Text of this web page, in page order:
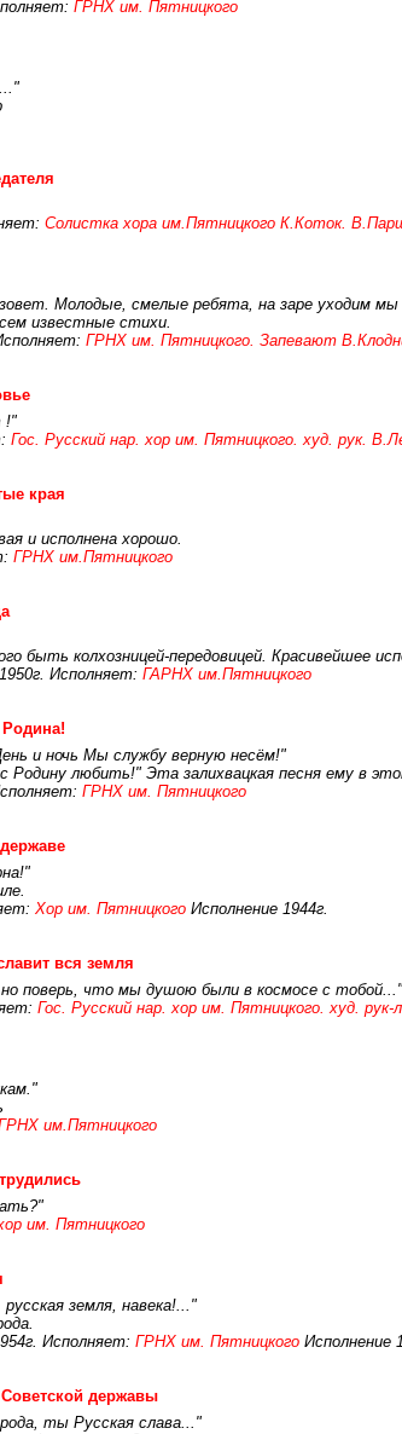
ГРНХ им. Пятницкого
Солистка хора им.Пятницкого К.Коток.
Молодые, смелые ребята, на заре уходим мы
известные стихи.
ГРНХ им. Пятницкого. Запевают
!"
Гос. Русский нар. хор им. Пятницкого. худ. рук.
края
и исполнена хорошо.
ГРНХ им.Пятницкого
быть колхозницей-передовицей. Красивейшее
Исполняет: ГАРНХ им.Пятницкого
и ночь Мы службу верную несём!"
Родину любить!" Эта залихвацкая песня ему в
ГРНХ им. Пятницкого
Хор им. Пятницкого Исполнение 1944г.
вся земля
поверь, что мы душою были в космосе с тобой..."
Гос. Русский нар. хор им. Пятницкого. худ.
им.Пятницкого
им. Пятницкого
земля, навека!..."
Исполняет: ГРНХ им. Пятницкого Исполнение
державы
ты Русская слава..."